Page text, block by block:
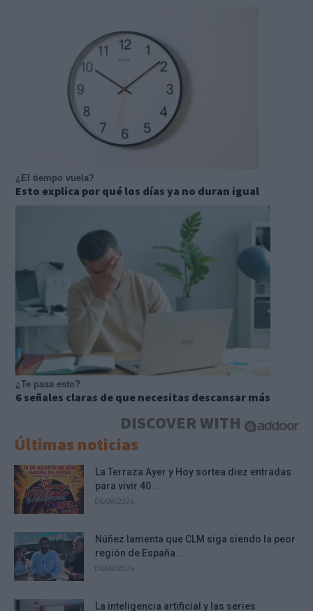
¿El tiempo vuela?
Esto explica por qué los días ya no duran igual
¿Te pasa esto?
6 señales claras de que necesitas descansar más
DISCOVER WITH
Últimas noticias
La Terraza Ayer y Hoy sortea diez entradas
para vivir 40...
06/08/2026
Núñez lamenta que CLM siga siendo la peor
región de España...
06/08/2026
La inteligencia artificial y las series